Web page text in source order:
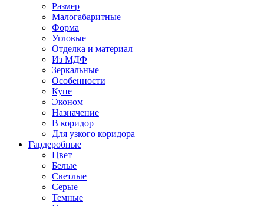
Размер
Малогабаритные
Форма
Угловые
Отделка и материал
Из МДФ
Зеркальные
Особенности
Купе
Эконом
Назначение
В коридор
Для узкого коридора
Гардеробные
Цвет
Белые
Светлые
Серые
Темные